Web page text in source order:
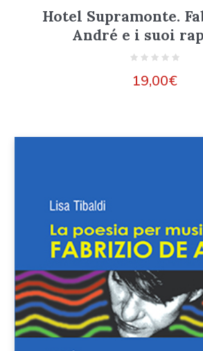
Hotel Supramonte.
André e i suoi
19,00€